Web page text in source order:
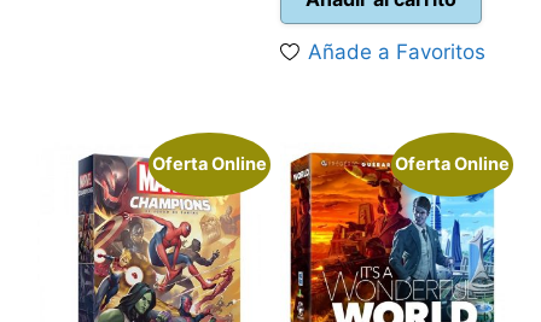
35,00 €.
es:
29,95 €.
Añade a Favoritos
Oferta Online Oferta Online